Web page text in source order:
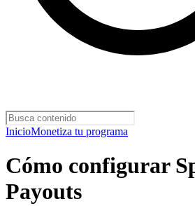
InicioMonetiza tu programa
Cómo configurar
Payouts